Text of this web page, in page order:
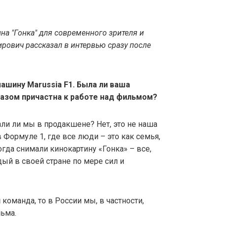
"Гонка" для современного зрителя и
рассказал в интервью сразу после
Marussia F1. Была ли ваша
причастна к работе над фильмом?
ли мы в продакшене? Нет, это не наша
1, где все люди – это как семья,
снимали кинокартину «Гонка» – все,
в своей стране по мере сил и
то в России мы, в частности,